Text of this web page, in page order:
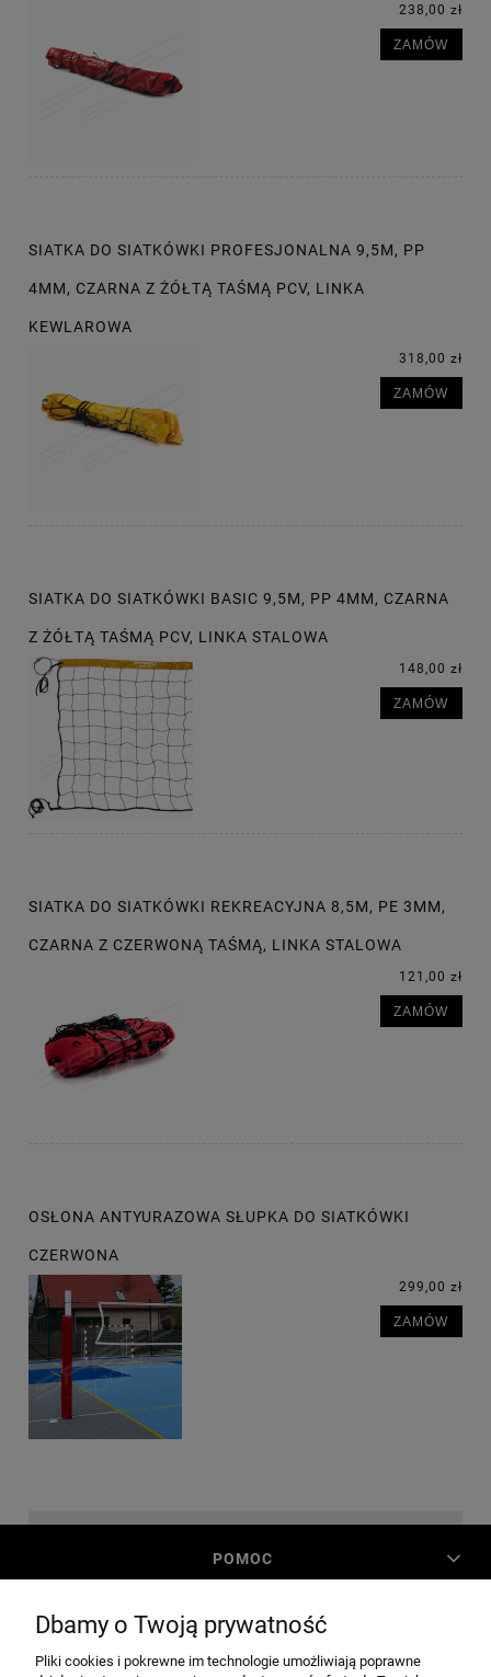
238,00 zł
ZAMÓW
SIATKA DO SIATKÓWKI PROFESJONALNA 9,5M, PP
4MM, CZARNA Z ŻÓŁTĄ TAŚMĄ PCV, LINKA
KEWLAROWA
318,00 zł
ZAMÓW
SIATKA DO SIATKÓWKI BASIC 9,5M, PP 4MM, CZARNA
Z ŻÓŁTĄ TAŚMĄ PCV, LINKA STALOWA
148,00 zł
ZAMÓW
SIATKA DO SIATKÓWKI REKREACYJNA 8,5M, PE 3MM,
CZARNA Z CZERWONĄ TAŚMĄ, LINKA STALOWA
121,00 zł
ZAMÓW
OSŁONA ANTYURAZOWA SŁUPKA DO SIATKÓWKI
CZERWONA
299,00 zł
ZAMÓW
POMOC
MOJE KONTO
Dbamy o Twoją prywatność
Pliki cookies i pokrewne im technologie umożliwiają poprawne